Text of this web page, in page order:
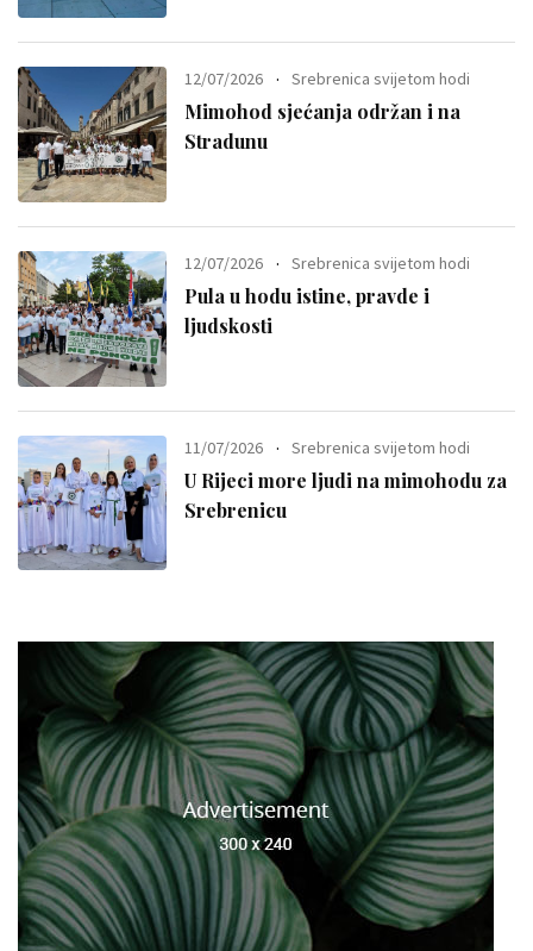
12/07/2026 Srebrenica svijetom hodi
Mimohod sjećanja održan i na
Stradunu
12/07/2026 Srebrenica svijetom hodi
Pula u hodu istine, pravde i
ljudskosti
11/07/2026 Srebrenica svijetom hodi
U Rijeci more ljudi na mimohodu za
Srebrenicu